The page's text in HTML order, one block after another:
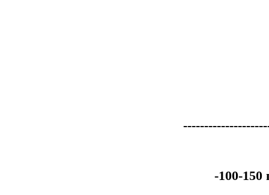
-100-150